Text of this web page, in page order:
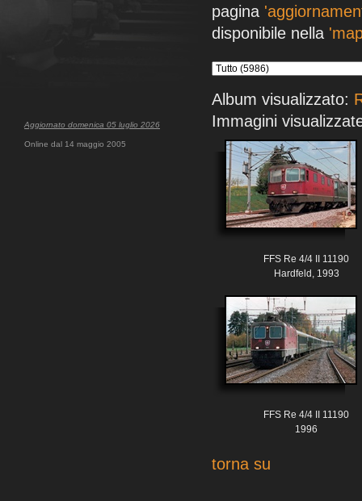
Aggiornato domenica 05 luglio 2026
Online dal 14 maggio 2005
pagina
disponibile nella
Album visualizzato:
Immagini
FFS Re 4/4 II 11190
Hardfeld, 1993
FFS Re 4/4 II 11190
1996
torna su